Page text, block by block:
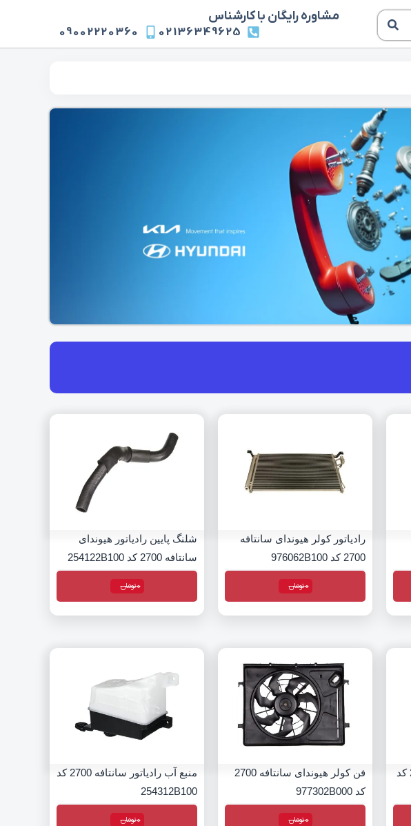
مشاوره رایگان با کارشناس
02136349625
09002220360
رادیاتور کولر هیوندای سانتافه
2700 کد 976062B100
0تومان
شلنگ پایین رادیاتور هیوندای
سانتافه 2700 کد 254122B100
0تومان
فن آب هیوندای سانتافه 2700 کد
فن کولر هیوندای سانتافه 2700
کد 977302B000
0تومان
منبع آب رادیاتور سانتافه 2700 کد
254312B100
0تومان